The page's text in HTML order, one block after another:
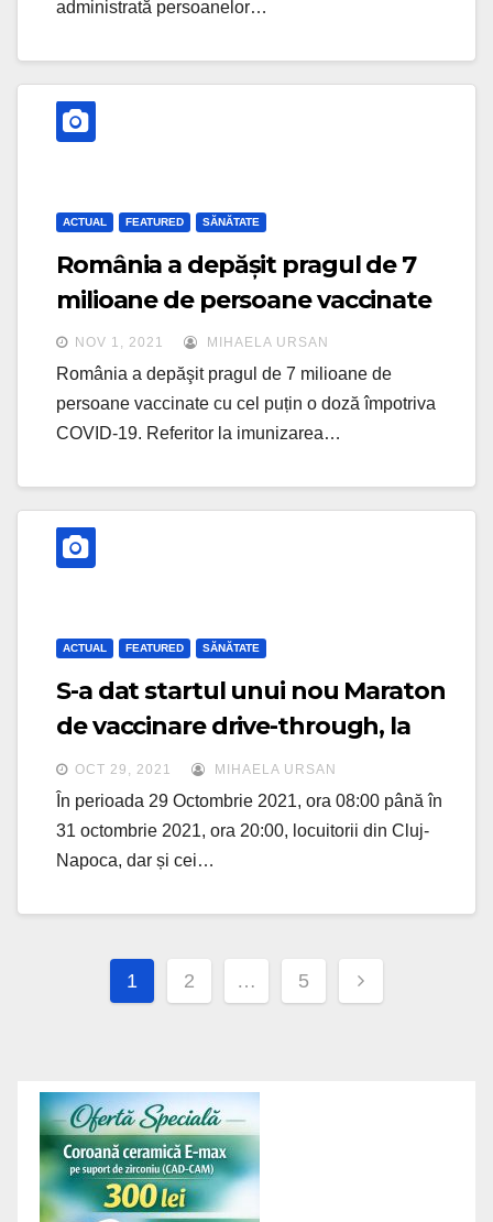
administrată persoanelor…
ACTUAL FEATURED SĂNĂTATE
România a depășit pragul de 7
milioane de persoane vaccinate
NOV 1, 2021 MIHAELA URSAN
România a depăşit pragul de 7 milioane de
persoane vaccinate cu cel puțin o doză împotriva
COVID-19. Referitor la imunizarea…
ACTUAL FEATURED SĂNĂTATE
S-a dat startul unui nou Maraton
de vaccinare drive-through, la
Cluj-Napoca
OCT 29, 2021 MIHAELA URSAN
În perioada 29 Octombrie 2021, ora 08:00 până în
31 octombrie 2021, ora 20:00, locuitorii din Cluj-
Napoca, dar și cei…
Posts
navigation
1 2 … 5